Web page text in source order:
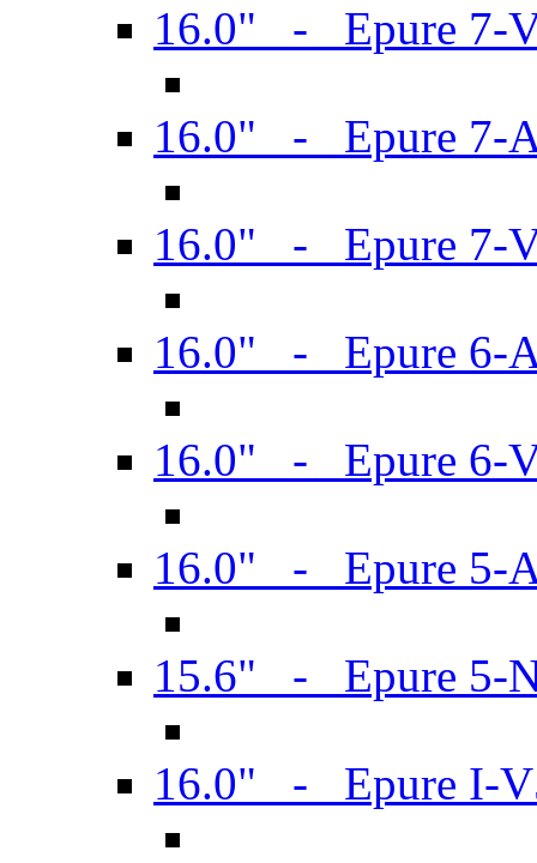
16.0" - Epure 7-
16.0" - Epure 7-
16.0" - Epure 7-
16.0" - Epure 6-
16.0" - Epure 6-
16.0" - Epure 5-
15.6" - Epure 5-
16.0" - Epure I-